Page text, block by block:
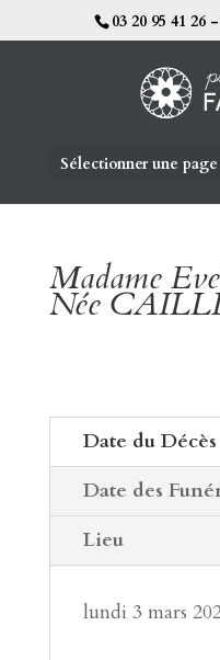
03 20 95 41 26
Sélectionner une page
Madame
Née
Date du Décès
Date des
Lieu
lundi 3 mars